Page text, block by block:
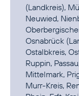
(Landkreis),
Neuwied,
Osnabrück
Ostalbkreis,
Ruppin,
Mittelmark,
Murr-Kreis,